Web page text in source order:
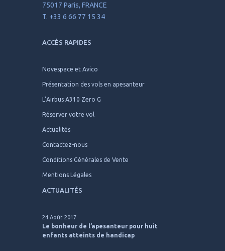
75017 Paris, FRANCE
T. +33 6 66 77 15 34
ACCÈS RAPIDES
Novespace et Avico
Présentation des vols en apesanteur
L’Airbus A310 Zero G
Réserver votre vol
Actualités
Contactez-nous
Conditions Générales de Vente
Mentions Légales
ACTUALITÉS
24 Août 2017
Le bonheur de l’apesanteur pour huit
enfants atteints de handicap